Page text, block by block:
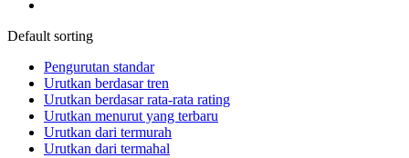
Default sorting
Pengurutan standar
Urutkan berdasar tren
Urutkan berdasar rata-rata rating
Urutkan menurut yang terbaru
Urutkan dari termurah
Urutkan dari termahal